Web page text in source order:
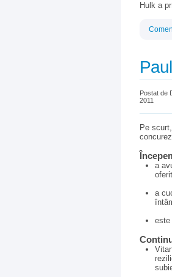
Hulk a
Postat de
2011
Pe
a
a
este